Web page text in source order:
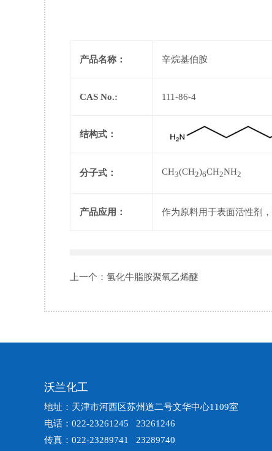
产品名称： 辛烷基伯胺
CAS No.: 111-86-4
结构式：
分子式： CH3(CH2)6CH2NH2
产品应用： 作为原料用于表面活性剂
上一个： 氢化牛脂胺聚氧乙烯醚
沃兰化工
地址：天津市河西区苏州道二号文华中心1109室
电话：022-23261245 23261246
传真：022-23289741 23289740